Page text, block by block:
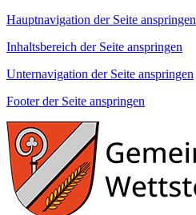
Hauptnavigation der Seite anspringen
Inhaltsbereich der Seite anspringen
Unternavigation der Seite anspringen
Footer der Seite anspringen